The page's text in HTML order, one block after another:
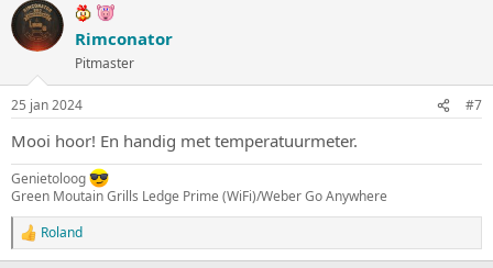
r
d
e
i
n
g
e
n
:
Rimconator
Pitmaster
25 jan 2024 #7
Mooi hoor! En handig met temperatuurmeter.
Genietoloog
Green Moutain Grills Ledge Prime (WiFi)/Weber Go Anywhere
W
a
Roland